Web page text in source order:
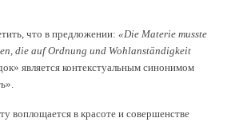
что в предложении: «Die Materie musste
die auf Ordnung und Wohlanständigkeit
является контекстуальным синонимом
воплощается в красоте и совершенстве